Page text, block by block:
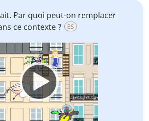
Par quoi peut-on remplacer
ce contexte ? ES